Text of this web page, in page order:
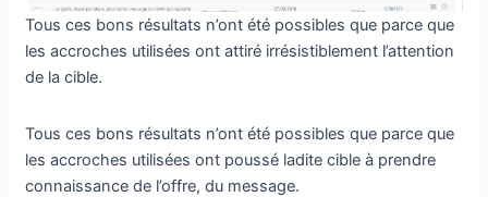
Tous ces bons résultats n’ont été possibles que parce que
les accroches utilisées ont attiré irrésistiblement l’attention
de la cible.
Tous ces bons résultats n’ont été possibles que parce que
les accroches utilisées ont poussé ladite cible à prendre
connaissance de l’offre, du message.